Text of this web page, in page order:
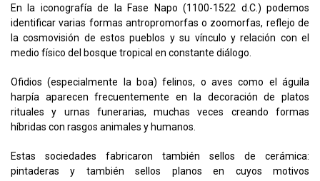
En la iconografía de la Fase Napo (1100-1522 d.C.) podemos
identificar varias formas antropromorfas o zoomorfas, reflejo de
la cosmovisión de estos pueblos y su vínculo y relación con el
medio físico del bosque tropical en constante diálogo.
Ofidios (especialmente la boa) felinos, o aves como el águila
harpía aparecen frecuentemente en la decoración de platos
rituales y urnas funerarias, muchas veces creando formas
híbridas con rasgos animales y humanos.
Estas sociedades fabricaron también sellos de cerámica:
pintaderas y también sellos planos en cuyos motivos